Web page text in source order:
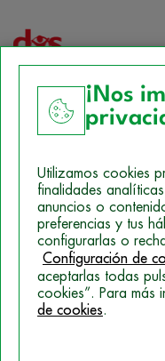
Política de Cookies
Mapa del sitio
Politica de Privacidad
© 2026 Campus Training
¡Nos
Utilizamos cookies
finalidades
anuncios o
preferencias y tus
configurarlas o
Configuración de
aceptarlas todas
cookies”. Para más
de cookies.